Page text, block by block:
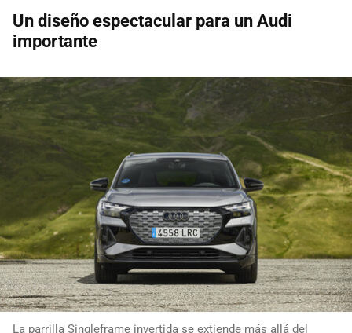
Un diseño espectacular para un Audi
importante
La parrilla Singleframe invertida se extiende más allá del